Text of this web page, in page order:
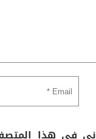
في هذا